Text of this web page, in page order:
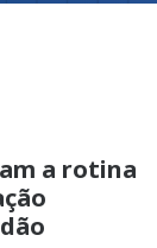
a rotina